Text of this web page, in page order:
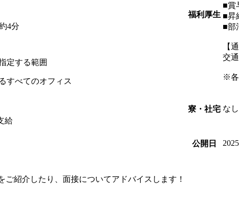
4分
定する範囲
すべてのオフィス
給
紹介したり、面接についてアドバイスします！
福利厚生
■賞
■昇
■部
【
交
※各
寮・社宅 なし
公開日